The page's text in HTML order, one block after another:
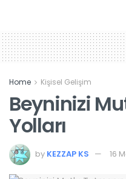
Home Kişisel Gelişim
Beyninizi
Yolları
by KEZZAP KS 16